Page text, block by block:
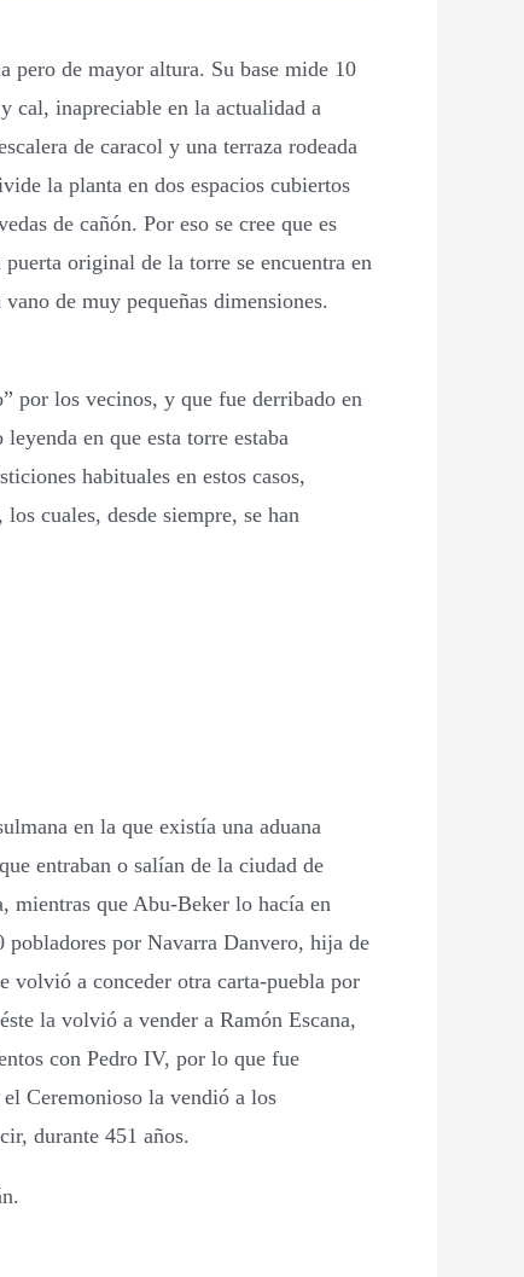
pero de mayor altura. Su base mide 10
cal, inapreciable en la actualidad a
de caracol y una terraza rodeada
la planta en dos espacios cubiertos
de cañón. Por eso se cree que es
original de la torre se encuentra en
de muy pequeñas dimensiones.
por los vecinos, y que fue derribado en
en que esta torre estaba
habituales en estos casos,
cuales, desde siempre, se han
en la que existía una aduana
entraban o salían de la ciudad de
mientras que Abu-Beker lo hacía en
por Navarra Danvero, hija de
volvió a conceder otra carta-puebla por
la volvió a vender a Ramón Escana,
con Pedro IV, por lo que fue
Ceremonioso la vendió a los
durante 451 años.